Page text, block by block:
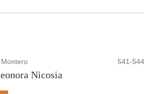
541-544
Nicosia